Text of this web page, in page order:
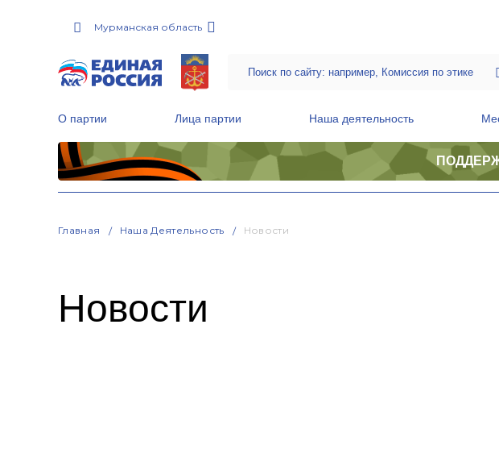
Мурманская область
О партии Лица партии Наша деятельность
Главная Наша Деятельность Новости
Новости